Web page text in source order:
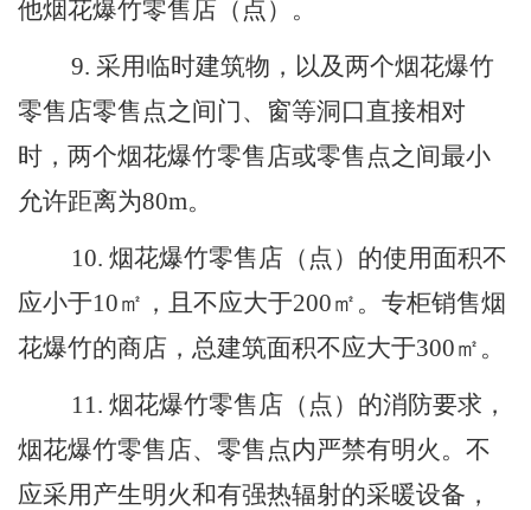
他烟花爆竹零售店（点）。
9. 采用临时建筑物，以及两个烟花爆竹
零售店零售点之间门、窗等洞口直接相对
时，两个烟花爆竹零售店或零售点之间最小
允许距离为80m。
10. 烟花爆竹零售店 （点） 的使用面积不
应小于10㎡，且不应大于200㎡。专柜销售烟
花爆竹的商店，总建筑面积不应大于300㎡。
11. 烟花爆竹零售店（点）的消防要求，
烟花爆竹零售店、零售点内严禁有明火。不
应采用产生明火和有强热辐射的采暖设备，